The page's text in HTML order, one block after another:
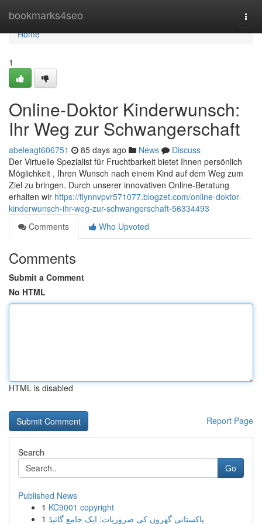
bookmarks4seo
Home
Home
1
Online-Doktor Kinderwunsch:
Ihr Weg zur Schwangerschaft
abeleagt606751 85 days ago News
Discuss
Der Virtuelle Spezialist für Fruchtbarkeit bietet Ihnen persönlich
Möglichkeit , Ihren Wunsch nach einem Kind auf dem Weg zum
Ziel zu bringen. Durch unserer innovativen Online-Beratung
erhalten wir https://flynnvpvr571077.blogzet.com/online-doktor-
kinderwunsch-ihr-weg-zur-schwangerschaft-56334493
Comments
Who Upvoted
Comments
Submit a Comment
No HTML
HTML is disabled
Report Page
Search
Go
Published News
1 KC9001 copyright
1 پاکستانی گھروں کی ضروریات: ایک جامع گائیڈ